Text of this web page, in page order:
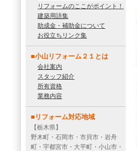
リフォームのここがポイント！
建築用語集
助成金・補助金について
お役立ちリンク集
■小山リフォーム２１とは
会社案内
スタッフ紹介
所有資格
業務内容
■リフォーム対応地域
【栃木県】
野木町・石岡市・市貝市・岩舟
町・宇都宮市・大平町・小山市・